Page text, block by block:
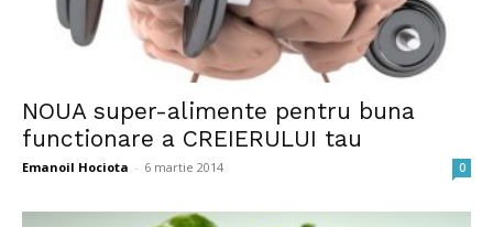
NOUA super-alimente pentru buna
functionare a CREIERULUI tau
Emanoil Hociota - 6 martie 2014 0